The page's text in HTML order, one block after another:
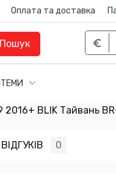
Оплата та доставка
Пошук
BLIK Тайвань
ВІДГУКІВ 0